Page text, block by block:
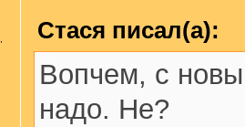
Стася писал(а):
Вопчем, с
надо. Не?